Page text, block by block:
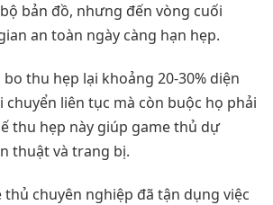
bản đồ, nhưng đến vòng cuối
an toàn ngày càng hạn hẹp.
thu hẹp lại khoảng 20-30% diện
liên tục mà còn buộc họ phải
thu hẹp này giúp game thủ dự
thuật và trang bị.
chuyên nghiệp đã tận dụng việc